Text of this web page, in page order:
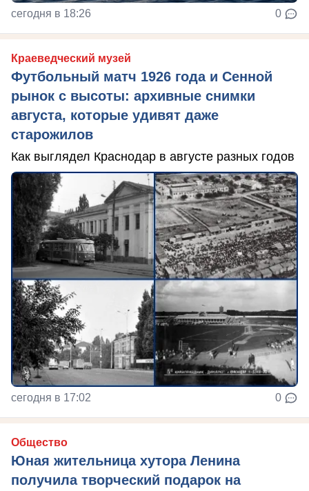
сегодня в 18:26 0
Краеведческий музей
Футбольный матч 1926 года и Сенной
рынок с высоты: архивные снимки
августа, которые удивят даже
старожилов
Как выглядел Краснодар в августе разных годов
сегодня в 17:02 0
Общество
Юная жительница хутора Ленина
получила творческий подарок на